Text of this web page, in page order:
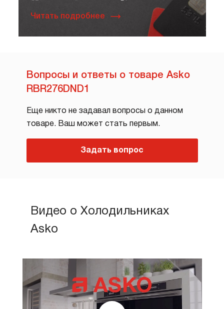
Читать подробнее
Вопросы и ответы о товаре Asko
RBR276DND1
Еще никто не задавал вопросы о данном
товаре. Ваш может стать первым.
Задать вопрос
Видео о Холодильниках
Asko